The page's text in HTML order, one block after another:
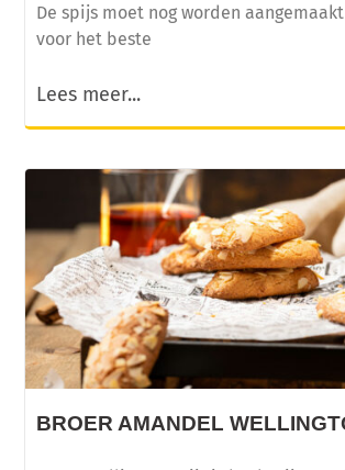
De spijs moet nog worden
voor het beste
Lees meer...
BROER AMANDEL